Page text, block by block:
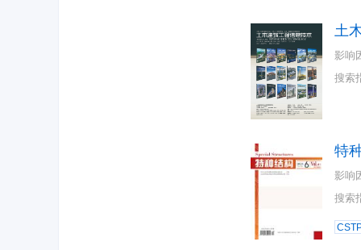
土
影响
搜索
特
影响
搜索